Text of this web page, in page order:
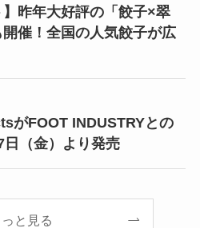
】昨年大好評の「餃子×翠
催！全国の人気餃子が広
がFOOT INDUSTRYとの
日（金）より発売
っと見る